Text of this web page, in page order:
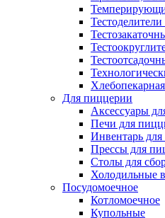
Для пиццерии
Аксессуары
Печи для
Инвентарь
Прессы для
Столы для
Холодильные
Посудомоечное
Котломоечное
Купольные